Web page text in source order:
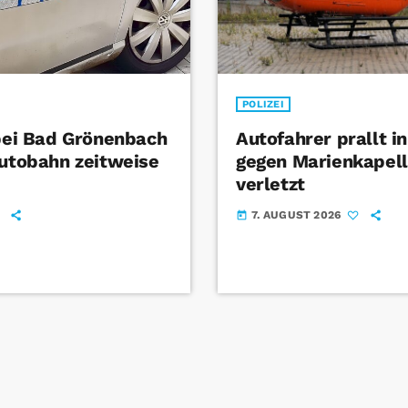
Bad Grönenbach
zeitweise
POLIZEI
Autofahrer prallt
gegen
verletzt
today 7. AUGUST 2026